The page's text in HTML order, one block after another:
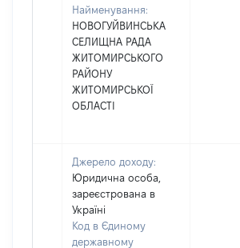
Найменування:
НОВОГУЙВИНСЬКА
СЕЛИЩНА РАДА
ЖИТОМИРСЬКОГО
РАЙОНУ
ЖИТОМИРСЬКОЇ
ОБЛАСТІ
Джерело доходу:
Юридична особа,
зареєстрована в
Україні
Код в Єдиному
державному